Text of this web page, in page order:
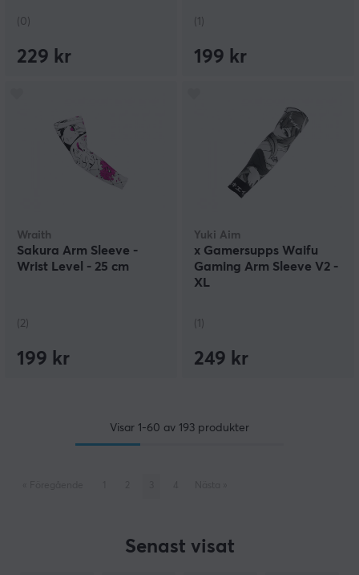
(0)
229 kr
(1)
199 kr
Wraith
Sakura Arm Sleeve -
Wrist Level - 25 cm
(2)
199 kr
Yuki Aim
x Gamersupps Waifu
Gaming Arm Sleeve V2 -
XL
(1)
249 kr
Visar 1-60 av 193 produkter
Senast visat